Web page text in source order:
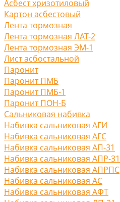
Асбест хризотиловый
Картон асбестовый
Лента тормозная
Лента тормозная ЛАТ-2
Лента тормозная ЭМ-1
Лист асбостальной
Паронит
Паронит ПМБ
Паронит ПМБ-1
Паронит ПОН-Б
Сальниковая набивка
Набивка сальниковая АГИ
Набивка сальниковая АГС
Набивка сальниковая АП-31
Набивка сальниковая АПР-31
Набивка сальниковая АПРПС
Набивка сальниковая АС
Набивка сальниковая АФТ